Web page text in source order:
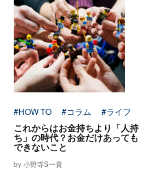
#HOW TO #コラム #ライフ
これからはお金持ちより「人持
ち」の時代？お金だけあっても
できないこと
by 小野寺S一貴